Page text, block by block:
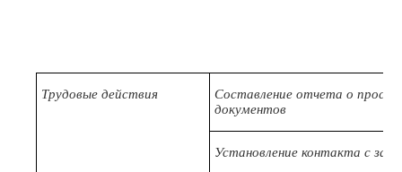
Трудовые действия
Составление отчета о
документов
Установление контакта с